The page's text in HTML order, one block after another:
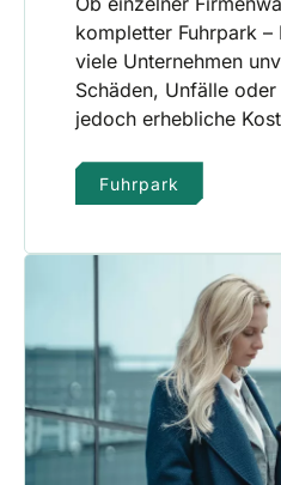
kompletter Fuhrpark
viele Unternehmen
Schäden, Unfälle
jedoch erhebliche
Fuhrpark